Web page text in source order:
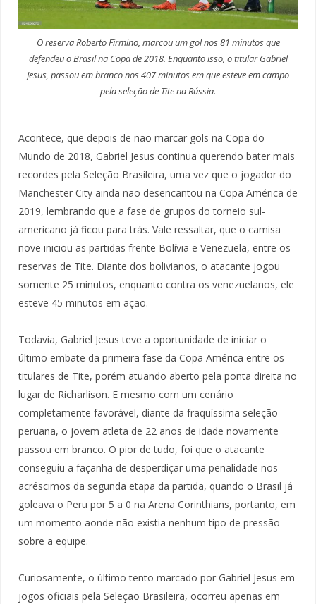
O reserva Roberto Firmino, marcou um gol nos 81 minutos que
defendeu o Brasil na Copa de 2018. Enquanto isso, o titular Gabriel
Jesus, passou em branco nos 407 minutos em que esteve em campo
pela seleção de Tite na Rússia.
Acontece, que depois de não marcar gols na Copa do
Mundo de 2018, Gabriel Jesus continua querendo bater mais
recordes pela Seleção Brasileira, uma vez que o jogador do
Manchester City ainda não desencantou na Copa América de
2019, lembrando que a fase de grupos do torneio sul-
americano já ficou para trás. Vale ressaltar, que o camisa
nove iniciou as partidas frente Bolívia e Venezuela, entre os
reservas de Tite. Diante dos bolivianos, o atacante jogou
somente 25 minutos, enquanto contra os venezuelanos, ele
esteve 45 minutos em ação.
Todavia, Gabriel Jesus teve a oportunidade de iniciar o
último embate da primeira fase da Copa América entre os
titulares de Tite, porém atuando aberto pela ponta direita no
lugar de Richarlison. E mesmo com um cenário
completamente favorável, diante da fraquíssima seleção
peruana, o jovem atleta de 22 anos de idade novamente
passou em branco. O pior de tudo, foi que o atacante
conseguiu a façanha de desperdiçar uma penalidade nos
acréscimos da segunda etapa da partida, quando o Brasil já
goleava o Peru por 5 a 0 na Arena Corinthians, portanto, em
um momento aonde não existia nenhum tipo de pressão
sobre a equipe.
Curiosamente, o último tento marcado por Gabriel Jesus em
jogos oficiais pela Seleção Brasileira, ocorreu apenas em